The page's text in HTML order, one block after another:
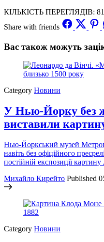
КІЛЬКІСТЬ ПЕРЕГЛЯДІВ:
Share with friends
Вас також можуть
Category Новини
У Нью-Йорку без
виставили
Нью-Йоркський музей
навіть без офіційного
постійній експозиції
Михайло Кирейто Published
Category Новини